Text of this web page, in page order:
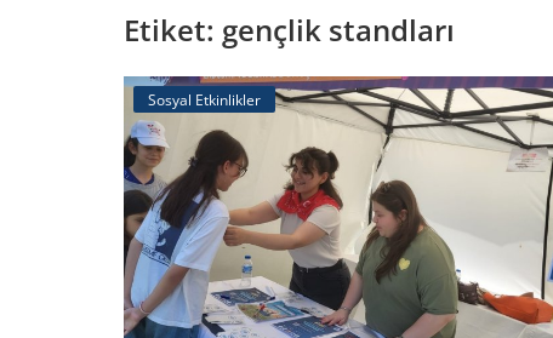
Topluluk Dosyası
Etiket: gençlik standları
Sosyal Etkinlikler